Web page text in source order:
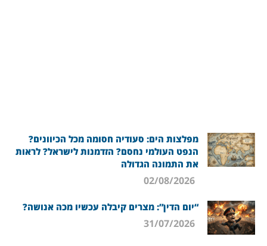
מפלצות הים: סעודיה חסומה מכל הכיוונים?
הנפט העולמי נחסם? הזדמנות לישראל? לראות
את התמונה הגדולה
“יום הדין”: מצרים קיבלה עכשיו מכה אנושה?